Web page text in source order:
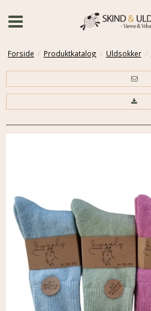
Forside / Produktkatalog / Uldsokker /